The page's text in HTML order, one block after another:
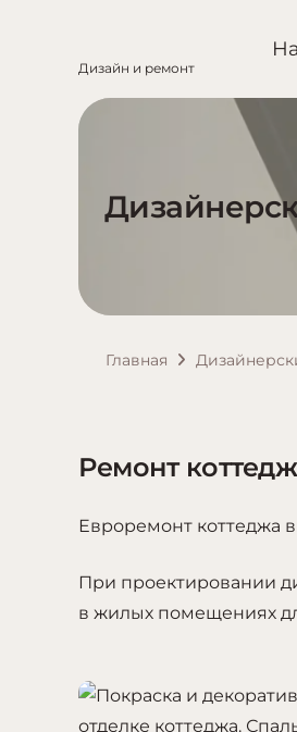
Дизайн и ремонт
Главная
Ремонт
Евроремонт коттеджа
При проектировании
в жилых помещениях